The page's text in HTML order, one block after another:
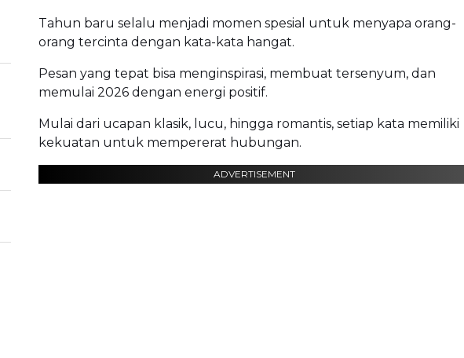
Tahun baru selalu menjadi momen spesial untuk menyapa orang-
orang tercinta dengan kata-kata hangat.
Pesan yang tepat bisa menginspirasi, membuat tersenyum, dan
memulai 2026 dengan energi positif.
Mulai dari ucapan klasik, lucu, hingga romantis, setiap kata memiliki
kekuatan untuk mempererat hubungan.
ADVERTISEMENT